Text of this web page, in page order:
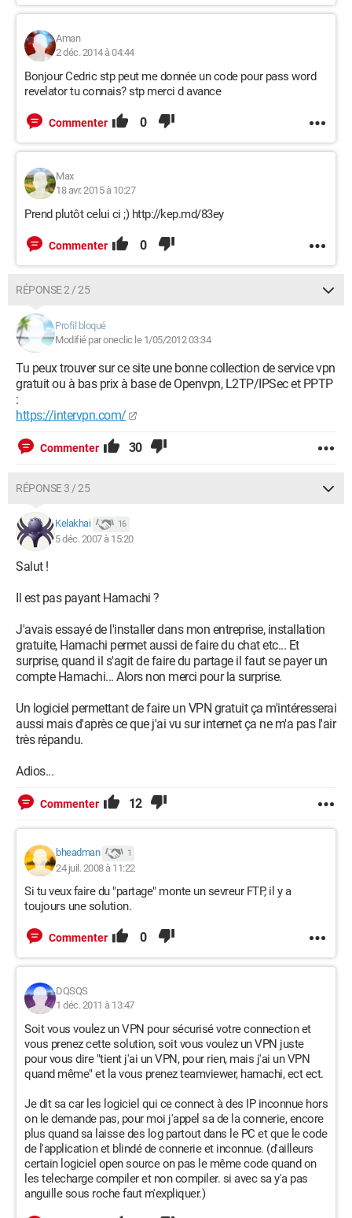
Aman
2 déc. 2014 à 04:44
Bonjour Cedric stp peut me donnée un code pour pass word
revelator tu connais? stp merci d avance
Commenter 0
Max
18 avr. 2015 à 10:27
Prend plutôt celui ci ;) http://kep.md/83ey
Commenter 0
RÉPONSE 2 / 25
Profil bloqué
Modifié par oneclic le 1/05/2012 03:34
Tu peux trouver sur ce site une bonne collection de service vpn
gratuit ou à bas prix à base de Openvpn, L2TP/IPSec et PPTP
:
https://intervpn.com/
Commenter 30
RÉPONSE 3 / 25
Kelakhai 16
5 déc. 2007 à 15:20
Salut !
Il est pas payant Hamachi ?
J'avais essayé de l'installer dans mon entreprise, installation
gratuite, Hamachi permet aussi de faire du chat etc... Et
surprise, quand il s'agit de faire du partage il faut se payer un
compte Hamachi... Alors non merci pour la surprise.
Un logiciel permettant de faire un VPN gratuit ça m'intéresserai
aussi mais d'après ce que j'ai vu sur internet ça ne m'a pas l'air
très répandu.
Adios...
Commenter 12
bheadman 1
24 juil. 2008 à 11:22
Si tu veux faire du "partage" monte un sevreur FTP, il y a
toujours une solution.
Commenter 0
DQSQS
1 déc. 2011 à 13:47
Soit vous voulez un VPN pour sécurisé votre connection et
vous prenez cette solution, soit vous voulez un VPN juste
pour vous dire "tient j'ai un VPN, pour rien, mais j'ai un VPN
quand même" et la vous prenez teamviewer, hamachi, ect ect.
Je dit sa car les logiciel qui ce connect à des IP inconnue hors
on le demande pas, pour moi j'appel sa de la connerie, encore
plus quand sa laisse des log partout dans le PC et que le code
de l'application et blindé de connerie et inconnue. (d'ailleurs
certain logiciel open source on pas le même code quand on
les telecharge compiler et non compiler. si avec sa y'a pas
anguille sous roche faut m'expliquer.)